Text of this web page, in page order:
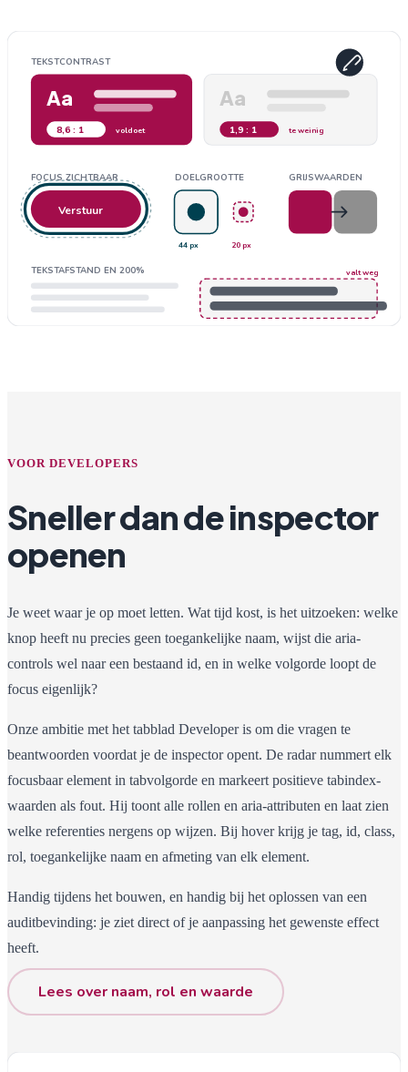
TEKSTCONTRAST
Aa
8,6 : 1 voldoet
Aa
1,9 : 1 te weinig
FOCUS ZICHTBAAR
Verstuur
DOELGROOTTE
44 px 20 px
GRIJSWAARDEN
TEKSTAFSTAND EN 200% valt weg
VOOR DEVELOPERS
Sneller dan de inspector
openen
Je weet waar je op moet letten. Wat tijd kost, is het uitzoeken: welke
knop heeft nu precies geen toegankelijke naam, wijst die aria-
controls wel naar een bestaand id, en in welke volgorde loopt de
focus eigenlijk?
Onze ambitie met het tabblad Developer is om die vragen te
beantwoorden voordat je de inspector opent. De radar nummert elk
focusbaar element in tabvolgorde en markeert positieve tabindex-
waarden als fout. Hij toont alle rollen en aria-attributen en laat zien
welke referenties nergens op wijzen. Bij hover krijg je tag, id, class,
rol, toegankelijke naam en afmeting van elk element.
Handig tijdens het bouwen, en handig bij het oplossen van een
auditbevinding: je ziet direct of je aanpassing het gewenste effect
heeft.
Lees over naam, rol en waarde